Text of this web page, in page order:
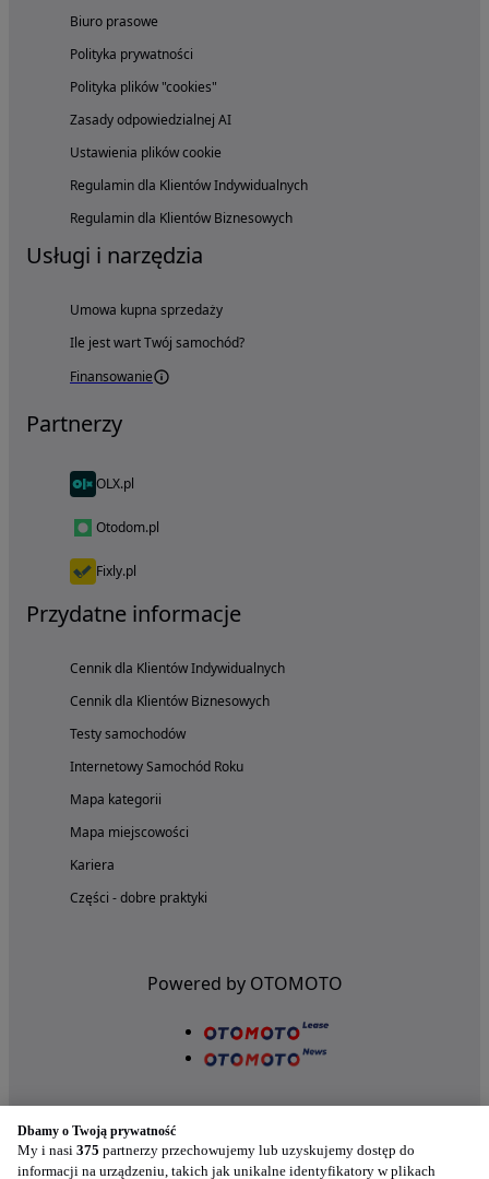
Biuro prasowe
Polityka prywatności
Polityka plików "cookies"
Zasady odpowiedzialnej AI
Ustawienia plików cookie
Regulamin dla Klientów Indywidualnych
Regulamin dla Klientów Biznesowych
Usługi i narzędzia
Umowa kupna sprzedaży
Ile jest wart Twój samochód?
Finansowanie
Partnerzy
OLX.pl
Otodom.pl
Fixly.pl
Przydatne informacje
Cennik dla Klientów Indywidualnych
Cennik dla Klientów Biznesowych
Testy samochodów
Internetowy Samochód Roku
Mapa kategorii
Mapa miejscowości
Kariera
Części - dobre praktyki
Powered by OTOMOTO
Dbamy o Twoją prywatność
My i nasi 375 partnerzy przechowujemy lub uzyskujemy dostęp do
informacji na urządzeniu, takich jak unikalne identyfikatory w plikach